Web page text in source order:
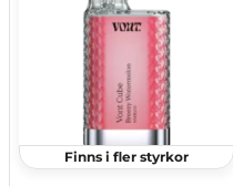
Finns i fler styrkor